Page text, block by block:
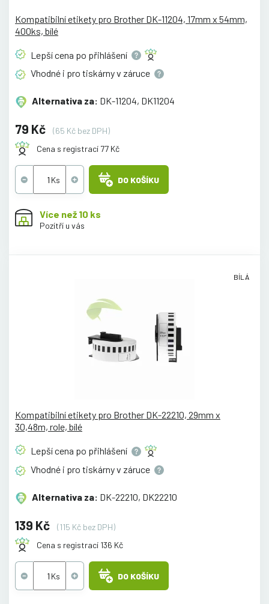
Kompatibilní etikety pro Brother DK-11204, 17mm x 54mm,
400ks, bílé
Lepší cena po přihlášení
Vhodné i pro tiskárny v záruce
Alternativa za: DK-11204, DK11204
79 Kč
(65 Kč bez DPH)
Cena s registrací 77 Kč
DO KOŠÍKU
Více než 10 ks
Pozítří u vás
BÍLÁ
Kompatibilní etikety pro Brother DK-22210, 29mm x
30,48m, role, bílé
Lepší cena po přihlášení
Vhodné i pro tiskárny v záruce
Alternativa za: DK-22210, DK22210
139 Kč
(115 Kč bez DPH)
Cena s registrací 136 Kč
DO KOŠÍKU